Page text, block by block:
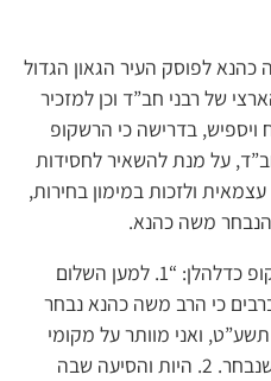
כהנא לפוסק העיר הגאון הגדול
של רבני חב”ד וכן למזכיר
ויספיש, בדרישה כי הרשקופ
על מנת להשאיר לחסידות
ולזכות במימון בחירות,
משה כהנא.
לפניית ‘שערים’, השיב יעקי הרשקופ כדלהלן: “1. למען השלום
כי הרב משה כהנא נבחר
ואני מוותר על מקומי
ברשימת גש”ס למען נציג חב”ד שנבחר. 2. היות והסיעה שבה